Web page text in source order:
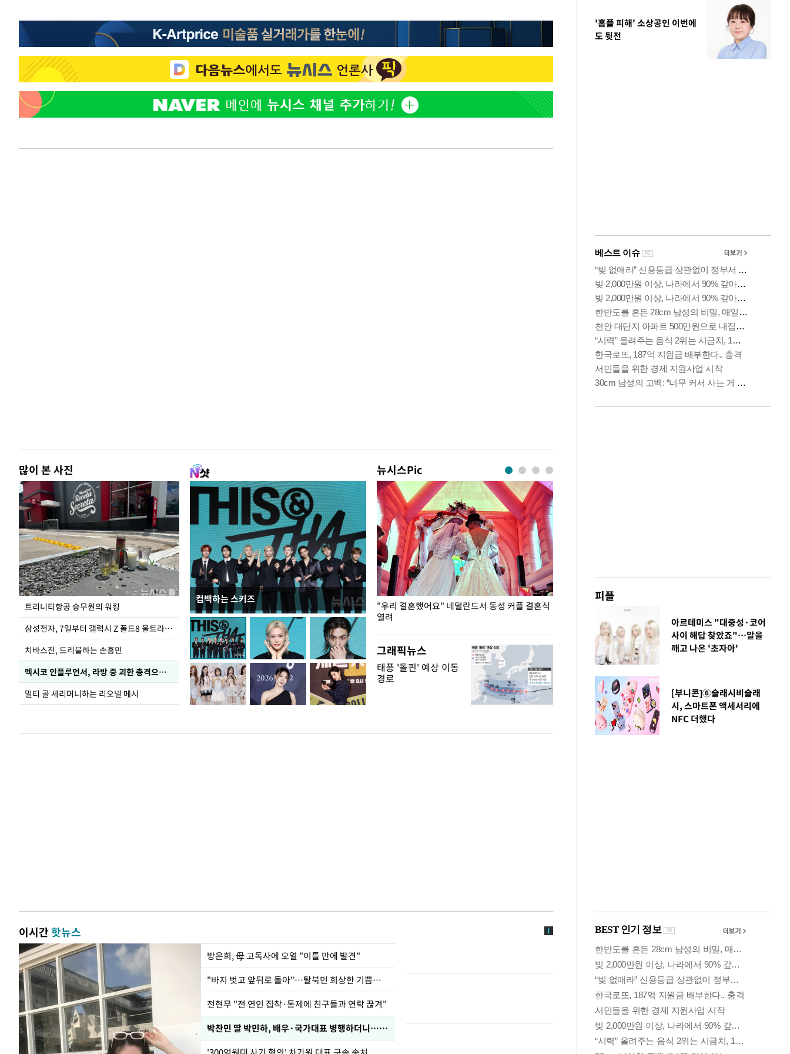
많이 본 사진
트리니티항공 승무원의 워킹
삼성전자, 7일부터 갤럭시 Z 폴드8 울트라·폴드8·플립8 출시
치바스전, 드리블하는 손흥민
멕시코 인플루언서, 라방 중 괴한 총격으로 사망
멀티 골 세리머니하는 리오넬 메시
컴백하는 스키즈
뉴시스Pic
입추 코앞인데 전국엔 찜통 더위
"우리 결혼했어요" 네덜란드서 동성 커플 결혼식
열려
총력 대응'
그래픽뉴스
태풍 '돌핀' 예상 이동
경로
이시간핫뉴스
방은희, 母 고독사에 오열 "이틀 만에 발견"
"바지 벗고 앞뒤로 돌아"…탈북민 회상한 기쁨조 검사
전현무 "전 연인 집착·통제에 친구들과 연락 끊겨"
박찬민 딸 박민하, 배우·국가대표 병행하더니…근황이
'홈플 피해' 소상공인 이번에
도 뒷전
피플
아르테미스 "대중성·코어
사이 해답 찾았죠"…알을
깨고 나온 '초자아'
[부니콘]⑥슬래시비슬래
시, 스마트폰 액세서리에
NFC 더했다